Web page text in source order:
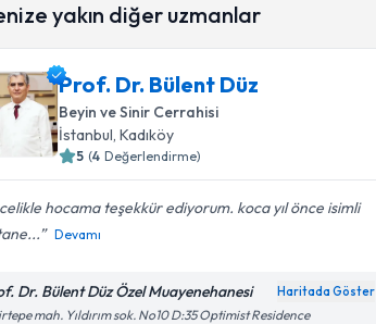
yakın diğer uzmanlar
Prof. Dr. Bülent Düz
Beyin ve Sinir Cerrahisi
İstanbul, Kadıköy
5 (4 Değerlendirme)
hocama teşekkür ediyorum. koca yıl önce isimli
Devamı
Dr. Bülent Düz Özel Muayenehanesi Haritada Göster
mah. Yıldırım sok. No10 D:35 Optimist Residence